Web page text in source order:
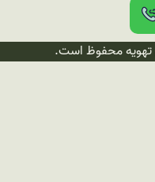
تهویه محفوظ است.